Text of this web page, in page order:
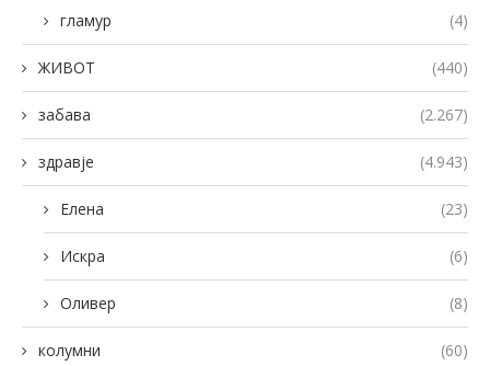
гламур (4)
ЖИВОТ (440)
забава (2.267)
здравје (4.943)
Елена (23)
Искра (6)
Оливер (8)
колумни (60)